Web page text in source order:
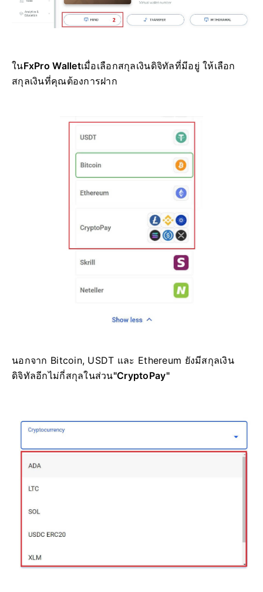
ในFxPro Walletเมื่อเลือกสกุลเงินดิจิทัลที่มีอยู่ ให้เลือก
สกุลเงินที่คุณต้องการฝาก
นอกจาก Bitcoin, USDT และ Ethereum ยังมีสกุลเงิน
ดิจิทัลอีกไม่กี่สกุลในส่วน"CryptoPay"